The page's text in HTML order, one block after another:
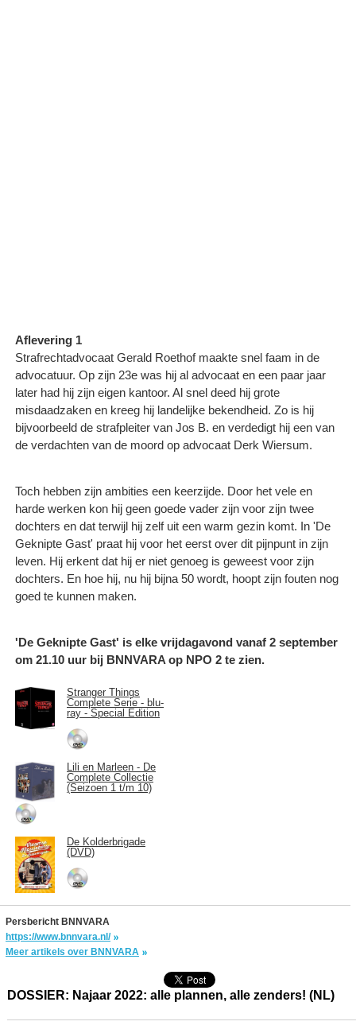
Aflevering 1
Strafrechtadvocaat Gerald Roethof maakte snel faam in de
advocatuur. Op zijn 23e was hij al advocaat en een paar jaar
later had hij zijn eigen kantoor. Al snel deed hij grote
misdaadzaken en kreeg hij landelijke bekendheid. Zo is hij
bijvoorbeeld de strafpleiter van Jos B. en verdedigt hij een van
de verdachten van de moord op advocaat Derk Wiersum.
Toch hebben zijn ambities een keerzijde. Door het vele en
harde werken kon hij geen goede vader zijn voor zijn twee
dochters en dat terwijl hij zelf uit een warm gezin komt. In 'De
Geknipte Gast' praat hij voor het eerst over dit pijnpunt in zijn
leven. Hij erkent dat hij er niet genoeg is geweest voor zijn
dochters. En hoe hij, nu hij bijna 50 wordt, hoopt zijn fouten nog
goed te kunnen maken.
'De Geknipte Gast' is elke vrijdagavond vanaf 2 september
om 21.10 uur bij BNNVARA op NPO 2 te zien.
Stranger Things
Complete Serie - blu-
ray - Special Edition
Lili en Marleen - De
Complete Collectie
(Seizoen 1 t/m 10)
De Kolderbrigade
(DVD)
Persbericht BNNVARA
https://www.bnnvara.nl/
Meer artikels over BNNVARA
DOSSIER: Najaar 2022: alle plannen, alle zenders! (NL)